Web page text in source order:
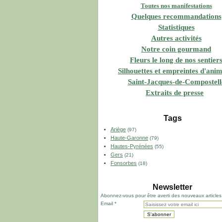
Toutes nos manifestations
Quelques recommandations
Statistiques
Autres activités
Notre coin gourmand
Fleurs le long de nos sentiers
Silhouettes et empreintes
Saint-Jacques-de-
Extraits de presse
Tags
Ariège (97)
Haute-Garonne (79)
Hautes-Pyrénées (55)
Gers (21)
Fonsorbes (18)
Newsletter
Abonnez-vous pour être averti des nouveaux articles
Email